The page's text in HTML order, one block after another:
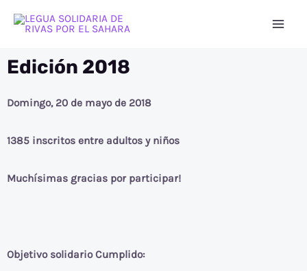
Edición 2018
Domingo, 20 de mayo de 2018
1385 inscritos entre adultos y niños
Muchísimas gracias por participar!
Objetivo solidario Cumplido: